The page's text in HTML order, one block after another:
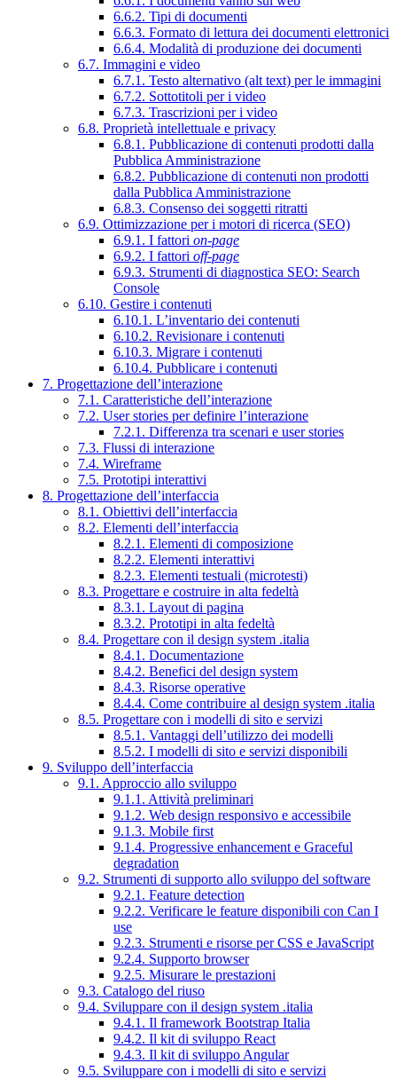
6.6.2. Tipi di documenti
6.6.3. Formato di lettura dei documenti elettronici
6.6.4. Modalità di produzione dei documenti
6.7. Immagini e video
6.7.1. Testo alternativo (alt text) per le immagini
6.7.2. Sottotitoli per i video
6.7.3. Trascrizioni per i video
6.8. Proprietà intellettuale e privacy
6.8.1. Pubblicazione di contenuti prodotti dalla
Pubblica Amministrazione
6.8.2. Pubblicazione di contenuti non prodotti
dalla Pubblica Amministrazione
6.8.3. Consenso dei soggetti ritratti
6.9. Ottimizzazione per i motori di ricerca (SEO)
6.9.1. I fattori on-page
6.9.2. I fattori off-page
6.9.3. Strumenti di diagnostica SEO: Search
Console
6.10. Gestire i contenuti
6.10.1. L’inventario dei contenuti
6.10.2. Revisionare i contenuti
6.10.3. Migrare i contenuti
6.10.4. Pubblicare i contenuti
7. Progettazione dell’interazione
7.1. Caratteristiche dell’interazione
7.2. User stories per definire l’interazione
7.2.1. Differenza tra scenari e user stories
7.3. Flussi di interazione
7.4. Wireframe
7.5. Prototipi interattivi
8. Progettazione dell’interfaccia
8.1. Obiettivi dell’interfaccia
8.2. Elementi dell’interfaccia
8.2.1. Elementi di composizione
8.2.2. Elementi interattivi
8.2.3. Elementi testuali (microtesti)
8.3. Progettare e costruire in alta fedeltà
8.3.1. Layout di pagina
8.3.2. Prototipi in alta fedeltà
8.4. Progettare con il design system .italia
8.4.1. Documentazione
8.4.2. Benefici del design system
8.4.3. Risorse operative
8.4.4. Come contribuire al design system .italia
8.5. Progettare con i modelli di sito e servizi
8.5.1. Vantaggi dell’utilizzo dei modelli
8.5.2. I modelli di sito e servizi disponibili
9. Sviluppo dell’interfaccia
9.1. Approccio allo sviluppo
9.1.1. Attività preliminari
9.1.2. Web design responsivo e accessibile
9.1.3. Mobile first
9.1.4. Progressive enhancement e Graceful
degradation
9.2. Strumenti di supporto allo sviluppo del software
9.2.1. Feature detection
9.2.2. Verificare le feature disponibili con Can I
use
9.2.3. Strumenti e risorse per CSS e JavaScript
9.2.4. Supporto browser
9.2.5. Misurare le prestazioni
9.3. Catalogo del riuso
9.4. Sviluppare con il design system .italia
9.4.1. Il framework Bootstrap Italia
9.4.2. Il kit di sviluppo React
9.4.3. Il kit di sviluppo Angular
9.5. Sviluppare con i modelli di sito e servizi